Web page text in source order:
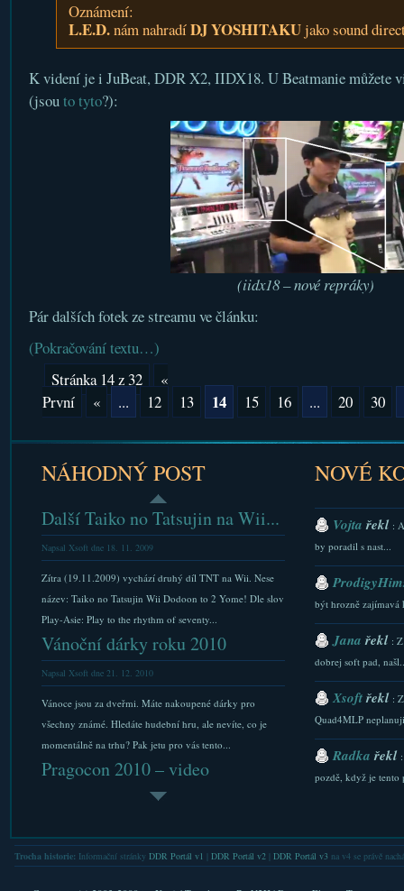
Oznámení:
L.E.D.nám nahradíDJ YOSHITAKUjako sound
K videní je i JuBeat, DDR X2, IIDX18. U Beatmanie můžete
(jsouto tyto?):
(iidx18 – nové repráky)
Pár dalších fotek ze streamu ve článku:
(Pokračování textu…)
Stránka 14 z 32
«
První
« ... 12 13 14 15 16 ... 20 30
NÁHODNÝ POST
Další Taiko no Tatsujin na Wii...
Napsal Xsoft dne 18. 11. 2009
Zítra (19.11.2009) vychází druhý díl TNT na Wii. Nese
název: Taiko no Tatsujin Wii Dodoon to 2 Yome! Dle slov
Play-Asie: Play to the rhythm of seventy...
Vánoční dárky roku 2010
Napsal Xsoft dne 21. 12. 2010
Vánoce jsou za dveřmi. Máte nakoupené dárky pro
všechny známé. Hledáte hudební hru, ale nevíte, co je
momentálně na trhu? Pak jetu pro vás tento...
Pragocon 2010 – video
jak to tam vypadalo, máte několik možností: – podívat se
na fotky z akce (další) –...
NOVÉ
Vojtařekl :
by poradil s nast...
být hrozně zajímavá
Janařekl :
dobrej soft pad,
Xsoftřekl :
Quad4MLP
Radkařekl
pozdě, když je tento
stazeni a Downlaod...
Xsoftřekl
Trocha historie: Informační stránky DDR Portál v1 DDR Portál v2| DDR Portál v3na v4 se právě